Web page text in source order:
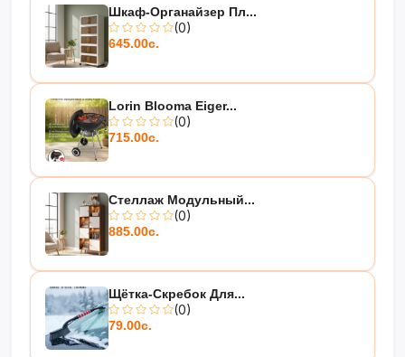
Шкаф-Органайзер Пл...
(0)
645.00с.
Lorin Blooma Eiger...
(0)
715.00с.
Стеллаж Модульный...
(0)
885.00с.
Щётка-Скребок Для...
(0)
79.00с.